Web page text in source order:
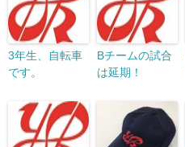
3年生、自転車
です。
Bチームの試合
は延期！